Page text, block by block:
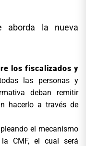
aborda la nueva
los fiscalizados y
las personas y
deban remitir
hacerlo a través de
el mecanismo
CMF, el cual será